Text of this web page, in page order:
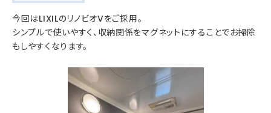
今回はLIXILのリノビオVをご採用。
シンプルで使いやすく、収納関係をマグネットにすることでお掃除
もしやすくなります。